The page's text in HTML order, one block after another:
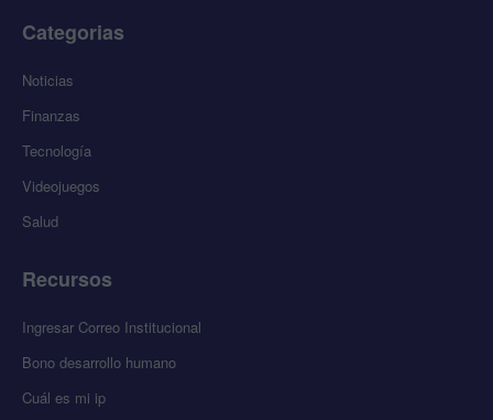
Categorias
Noticias
Finanzas
Tecnología
Videojuegos
Salud
Recursos
Ingresar Correo Institucional
Bono desarrollo humano
Cuál es mi ip